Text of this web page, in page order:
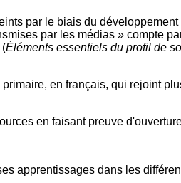
par le biais du
par les médias » compte
(Éléments essentiels du profil de
en français, qui rejoint
en faisant preuve
apprentissages dans les